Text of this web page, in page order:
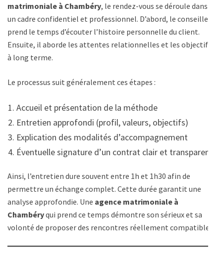
matrimoniale à Chambéry, le rendez-vous se déroule dans
un cadre confidentiel et professionnel. D’abord, le conseiller
prend le temps d’écouter l’histoire personnelle du client.
Ensuite, il aborde les attentes relationnelles et les objectifs
à long terme.
Le processus suit généralement ces étapes :
Accueil et présentation de la méthode
Entretien approfondi (profil, valeurs, objectifs)
Explication des modalités d’accompagnement
Éventuelle signature d’un contrat clair et transparent
Ainsi, l’entretien dure souvent entre 1h et 1h30 afin de
permettre un échange complet. Cette durée garantit une
analyse approfondie. Une agence matrimoniale à
Chambéryqui prend ce temps démontre son sérieux et sa
volonté de proposer des rencontres réellement compatibles.